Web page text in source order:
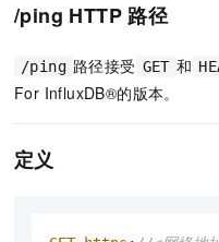
/ping HTTP 路径
/ping 路径接受 GET 和
For InfluxDB®的版本。
定义
Happy 系列大模型
快速部署 Dify，高效搭建 AI 应用
10 分钟在聊天系统中增加一个 AI 助